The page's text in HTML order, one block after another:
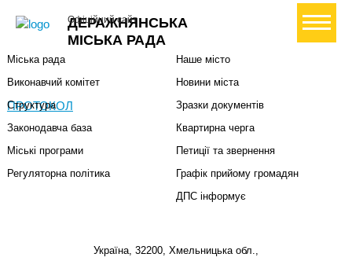
ДЕРАЖНЯНСЬКА
МІСЬКА РАДА
Офіційний сайт+ Створити петицію
ПРОТОКОЛ
Міський голова
Міська рада
Виконавчий комітет
Структура
Законодавча база
Міські програми
Регуляторна політика
Наше місто
Новини міста
Зразки документів
Квартирна черга
Петиції та звернення
Графік прийому громадян
ДПС інформує
Україна, 32200, Хмельницька обл.,